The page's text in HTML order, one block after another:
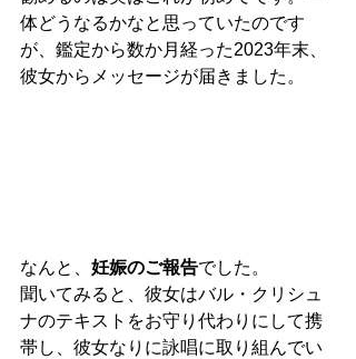
体どうなるかなと思っていたのです
が、鑑定から数か月経った2023年末、
彼女からメッセージが届きました。
なんと、 妊娠のご報告でした。
聞いてみると、彼女はバル・クリシュ
ナのテキストをお守り代わりにして携
帯し、彼女なりに詠唱に取り組んでい